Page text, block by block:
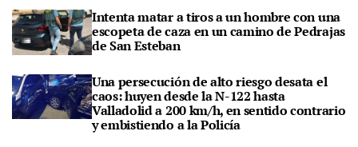
Intenta matar a tiros a un hombre con una
escopeta de caza en un camino de Pedrajas
de San Esteban
Una persecución de alto riesgo desata el
caos: huyen desde la N-122 hasta
Valladolid a 200 km/h, en sentido contrario
y embistiendo a la Policía